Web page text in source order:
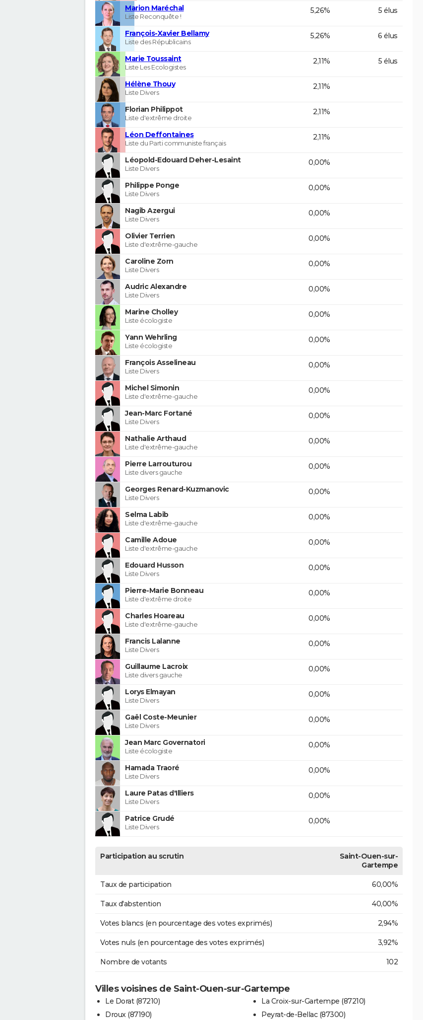
Marion Maréchal
Liste Reconquête !
5,26% 5 élus
François-Xavier Bellamy
Liste des Républicains
5,26% 6 élus
Marie Toussaint
Liste Les Ecologistes
2,11% 5 élus
Hélène Thouy
Liste Divers
2,11%
Florian Philippot
Liste d'extrême droite
2,11%
Léon Deffontaines
Liste du Parti communiste français
2,11%
Léopold-Edouard Deher-Lesaint
Liste Divers
0,00%
Philippe Ponge
Liste Divers
0,00%
Nagib Azergui
Liste Divers
0,00%
Olivier Terrien
Liste d'extrême-gauche
0,00%
Caroline Zorn
Liste Divers
0,00%
Audric Alexandre
Liste Divers
0,00%
Marine Cholley
Liste écologiste
0,00%
Yann Wehrling
Liste écologiste
0,00%
François Asselineau
Liste Divers
0,00%
Michel Simonin
Liste d'extrême-gauche
0,00%
Jean-Marc Fortané
Liste Divers
0,00%
Nathalie Arthaud
Liste d'extrême-gauche
0,00%
Pierre Larrouturou
Liste divers gauche
0,00%
Georges Renard-Kuzmanovic
Liste Divers
0,00%
Selma Labib
Liste d'extrême-gauche
0,00%
Camille Adoue
Liste d'extrême-gauche
0,00%
Edouard Husson
Liste Divers
0,00%
Pierre-Marie Bonneau
Liste d'extrême droite
0,00%
Charles Hoareau
Liste d'extrême-gauche
0,00%
Francis Lalanne
Liste Divers
0,00%
Guillaume Lacroix
Liste divers gauche
0,00%
Lorys Elmayan
Liste Divers
0,00%
Gaël Coste-Meunier
Liste Divers
0,00%
Jean Marc Governatori
Liste écologiste
0,00%
Hamada Traoré
Liste Divers
0,00%
Laure Patas d'Illiers
Liste Divers
0,00%
Patrice Grudé
Liste Divers
0,00%
Participation au scrutin
Saint-Ouen-sur-
Gartempe
Taux de participation 60,00%
Taux d'abstention 40,00%
Votes blancs (en pourcentage des votes exprimés) 2,94%
Votes nuls (en pourcentage des votes exprimés) 3,92%
Nombre de votants 102
Villes voisines de Saint-Ouen-sur-Gartempe
Le Dorat (87210)
Droux (87190)
La Croix-sur-Gartempe (87210)
Peyrat-de-Bellac (87300)